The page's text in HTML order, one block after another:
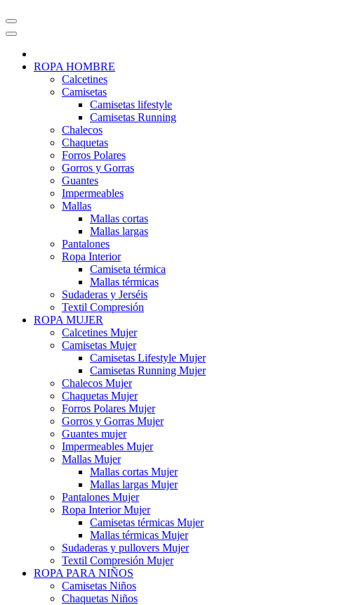
ROPA HOMBRE
Calcetines
Camisetas
Camisetas lifestyle
Camisetas Running
Chalecos
Chaquetas
Forros Polares
Gorros y Gorras
Guantes
Impermeables
Mallas
Mallas cortas
Mallas largas
Pantalones
Ropa Interior
Camiseta térmica
Mallas térmicas
Sudaderas y Jerséis
Textil Compresión
ROPA MUJER
Calcetines Mujer
Camisetas Mujer
Camisetas Lifestyle Mujer
Camisetas Running Mujer
Chalecos Mujer
Chaquetas Mujer
Forros Polares Mujer
Gorros y Gorras Mujer
Guantes mujer
Impermeables Mujer
Mallas Mujer
Mallas cortas Mujer
Mallas largas Mujer
Pantalones Mujer
Ropa Interior Mujer
Camisetas térmicas Mujer
Mallas térmicas Mujer
Sudaderas y pullovers Mujer
Textil Compresión Mujer
ROPA PARA NIÑOS
Camisetas Niños
Chaquetas Niños